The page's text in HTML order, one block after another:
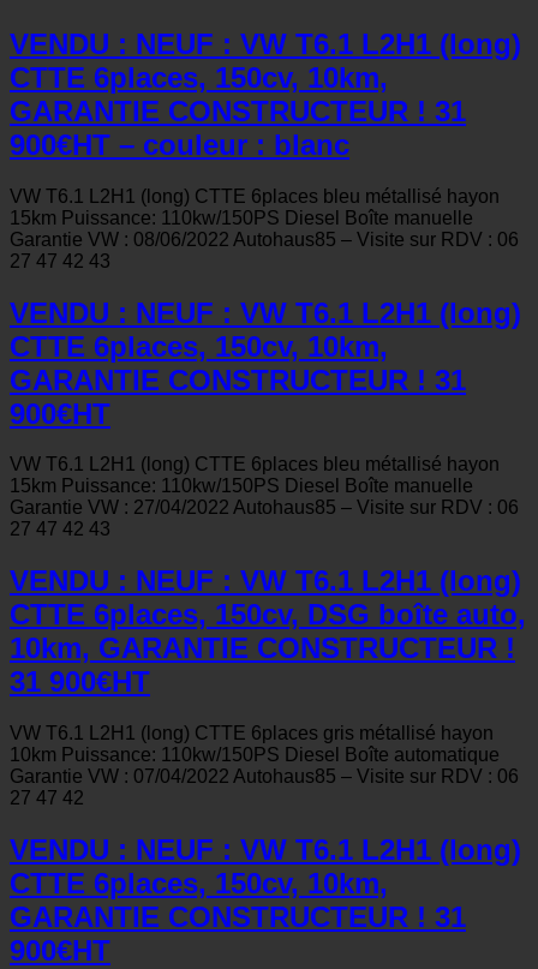
VENDU : NEUF : VW T6.1 L2H1 (long)
CTTE 6places, 150cv, 10km,
GARANTIE CONSTRUCTEUR ! 31
900€HT – couleur : blanc
VW T6.1 L2H1 (long) CTTE 6places bleu métallisé hayon
15km Puissance: 110kw/150PS Diesel Boîte manuelle
Garantie VW : 08/06/2022 Autohaus85 – Visite sur RDV : 06
27 47 42 43
VENDU : NEUF : VW T6.1 L2H1 (long)
CTTE 6places, 150cv, 10km,
GARANTIE CONSTRUCTEUR ! 31
900€HT
VW T6.1 L2H1 (long) CTTE 6places bleu métallisé hayon
15km Puissance: 110kw/150PS Diesel Boîte manuelle
Garantie VW : 27/04/2022 Autohaus85 – Visite sur RDV : 06
27 47 42 43
VENDU : NEUF : VW T6.1 L2H1 (long)
CTTE 6places, 150cv, DSG boîte auto,
10km, GARANTIE CONSTRUCTEUR !
31 900€HT
VW T6.1 L2H1 (long) CTTE 6places gris métallisé hayon
10km Puissance: 110kw/150PS Diesel Boîte automatique
Garantie VW : 07/04/2022 Autohaus85 – Visite sur RDV : 06
27 47 42
VENDU : NEUF : VW T6.1 L2H1 (long)
CTTE 6places, 150cv, 10km,
GARANTIE CONSTRUCTEUR ! 31
900€HT